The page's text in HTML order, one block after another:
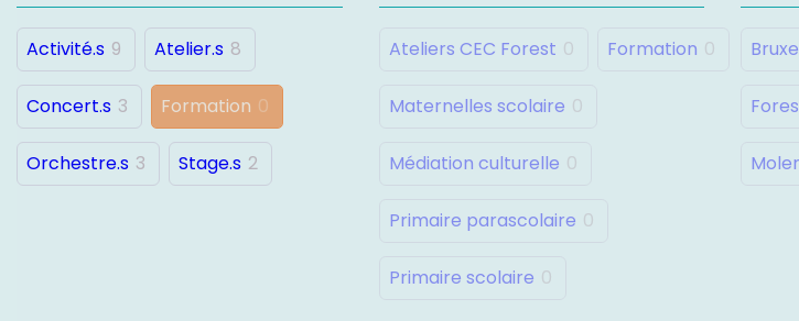
Activité.s 9 Atelier.s 8
Concert.s 3 Formation 0
Orchestre.s 3 Stage.s 2
Ateliers CEC Forest 0 Formation 0
Maternelles scolaire 0
Médiation culturelle 0
Primaire parascolaire 0
Primaire scolaire 0